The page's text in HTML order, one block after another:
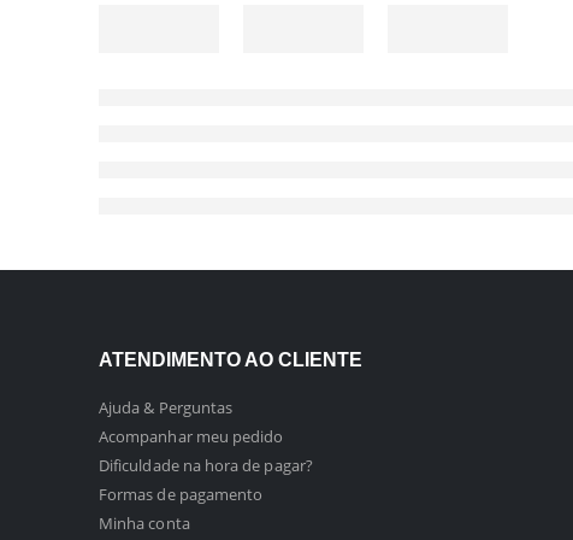
ATENDIMENTO AO CLIENTE
Ajuda & Perguntas
Acompanhar meu pedido
Dificuldade na hora de pagar?
Formas de pagamento
Minha conta